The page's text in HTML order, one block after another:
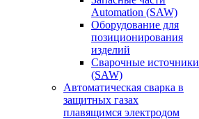
Automation (SAW)
Оборудование для
позиционирования
изделий
Сварочные источники
(SAW)
Автоматическая сварка в
защитных газах
плавящимся электродом